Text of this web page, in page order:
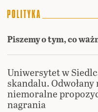
Piszemy o tym, co
Uniwersytet w
skandalu.
niemoralne
nagrania